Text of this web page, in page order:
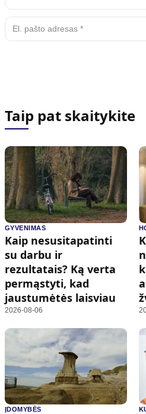
Taip pat skaitykite
GYVENIMAS
Kaip nesusitapatinti
su darbu ir
rezultatais? Ką verta
permąstyti, kad
jaustumėtės laisviau
2026-08-06
ĮDOMYBĖS